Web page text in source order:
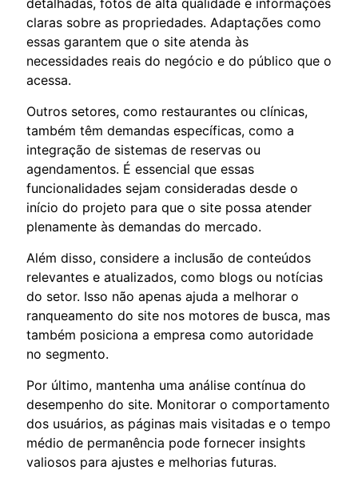
detalhadas, fotos de alta qualidade e informações
claras sobre as propriedades. Adaptações como
essas garantem que o site atenda às
necessidades reais do negócio e do público que o
acessa.
Outros setores, como restaurantes ou clínicas,
também têm demandas específicas, como a
integração de sistemas de reservas ou
agendamentos. É essencial que essas
funcionalidades sejam consideradas desde o
início do projeto para que o site possa atender
plenamente às demandas do mercado.
Além disso, considere a inclusão de conteúdos
relevantes e atualizados, como blogs ou notícias
do setor. Isso não apenas ajuda a melhorar o
ranqueamento do site nos motores de busca, mas
também posiciona a empresa como autoridade
no segmento.
Por último, mantenha uma análise contínua do
desempenho do site. Monitorar o comportamento
dos usuários, as páginas mais visitadas e o tempo
médio de permanência pode fornecer insights
valiosos para ajustes e melhorias futuras.